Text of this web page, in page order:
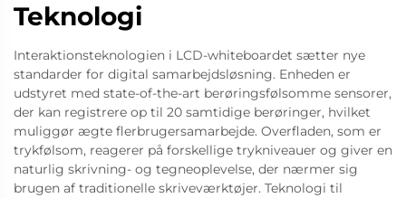
Teknologi
Interaktionsteknologien i LCD-whiteboardet sætter nye
standarder for digital samarbejdsløsning. Enheden er
udstyret med state-of-the-art berøringsfølsomme sensorer,
der kan registrere op til 20 samtidige berøringer, hvilket
muliggør ægte flerbrugersamarbejde. Overfladen, som er
trykfølsom, reagerer på forskellige trykniveauer og giver en
naturlig skrivning- og tegneoplevelse, der nærmer sig
brugen af traditionelle skriveværktøjer. Teknologi til